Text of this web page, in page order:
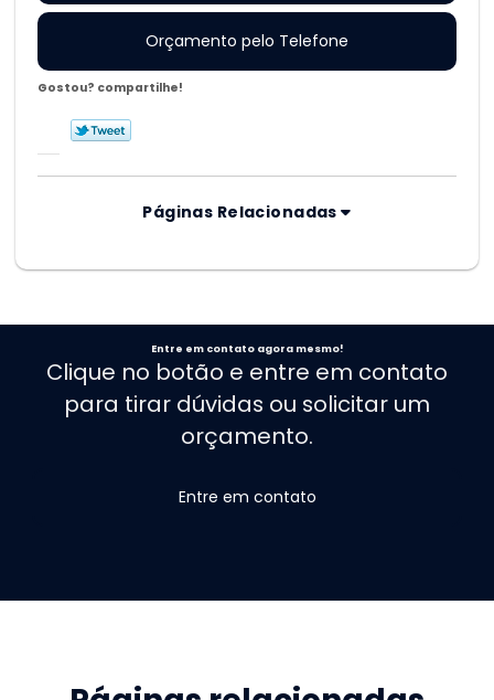
Orçamento pelo Telefone
Gostou? compartilhe!
Páginas Relacionadas
Entre em contato agora mesmo!
Clique no botão e entre em contato
para tirar dúvidas ou solicitar um
orçamento.
Entre em contato